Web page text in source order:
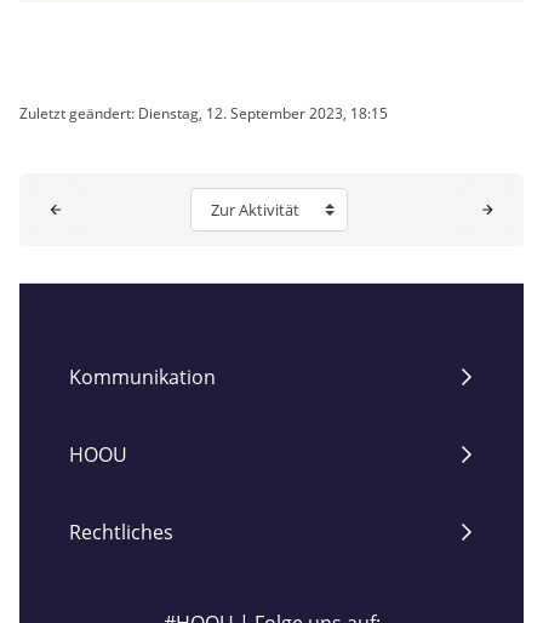
Zuletzt geändert: Dienstag, 12. September 2023, 18:15
Zur Aktivität
Kommunikation
HOOU
Rechtliches